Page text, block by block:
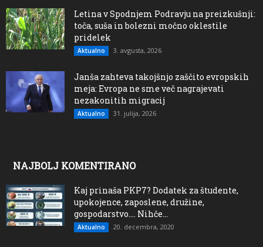
Letina v Spodnjem Podravju na preizkušnji:
toča, suša in bolezni močno oklestile
pridelek
Aktualno 3. avgusta, 2026
Janša zahteva takojšnjo zaščito evropskih
meja: Evropa ne sme več nagrajevati
nezakonitih migracij
Aktualno 31. julija, 2026
NAJBOLJ KOMENTIRANO
Kaj prinaša PKP7? Dodatek za študente,
upokojence, zaposlene, družine,
gospodarstvo…. Nihče...
Aktualno 20. decembra, 2020